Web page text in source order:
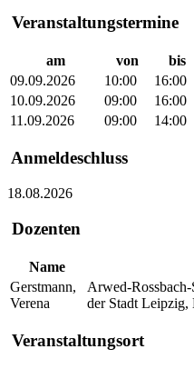
Veranstaltungstermine
am von
bis
09.09.2026
10:00
16:00
10.09.2026
09:00
16:00
11.09.2026
09:00 14:00
Anmeldeschluss
18.08.2026
Dozenten
Name
Gerstmann,
Verena
Arwed-
der Stadt Leipzig,
Veranstaltungsort